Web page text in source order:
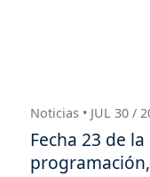
Noticias • JUL 30 /
Fecha 23 de